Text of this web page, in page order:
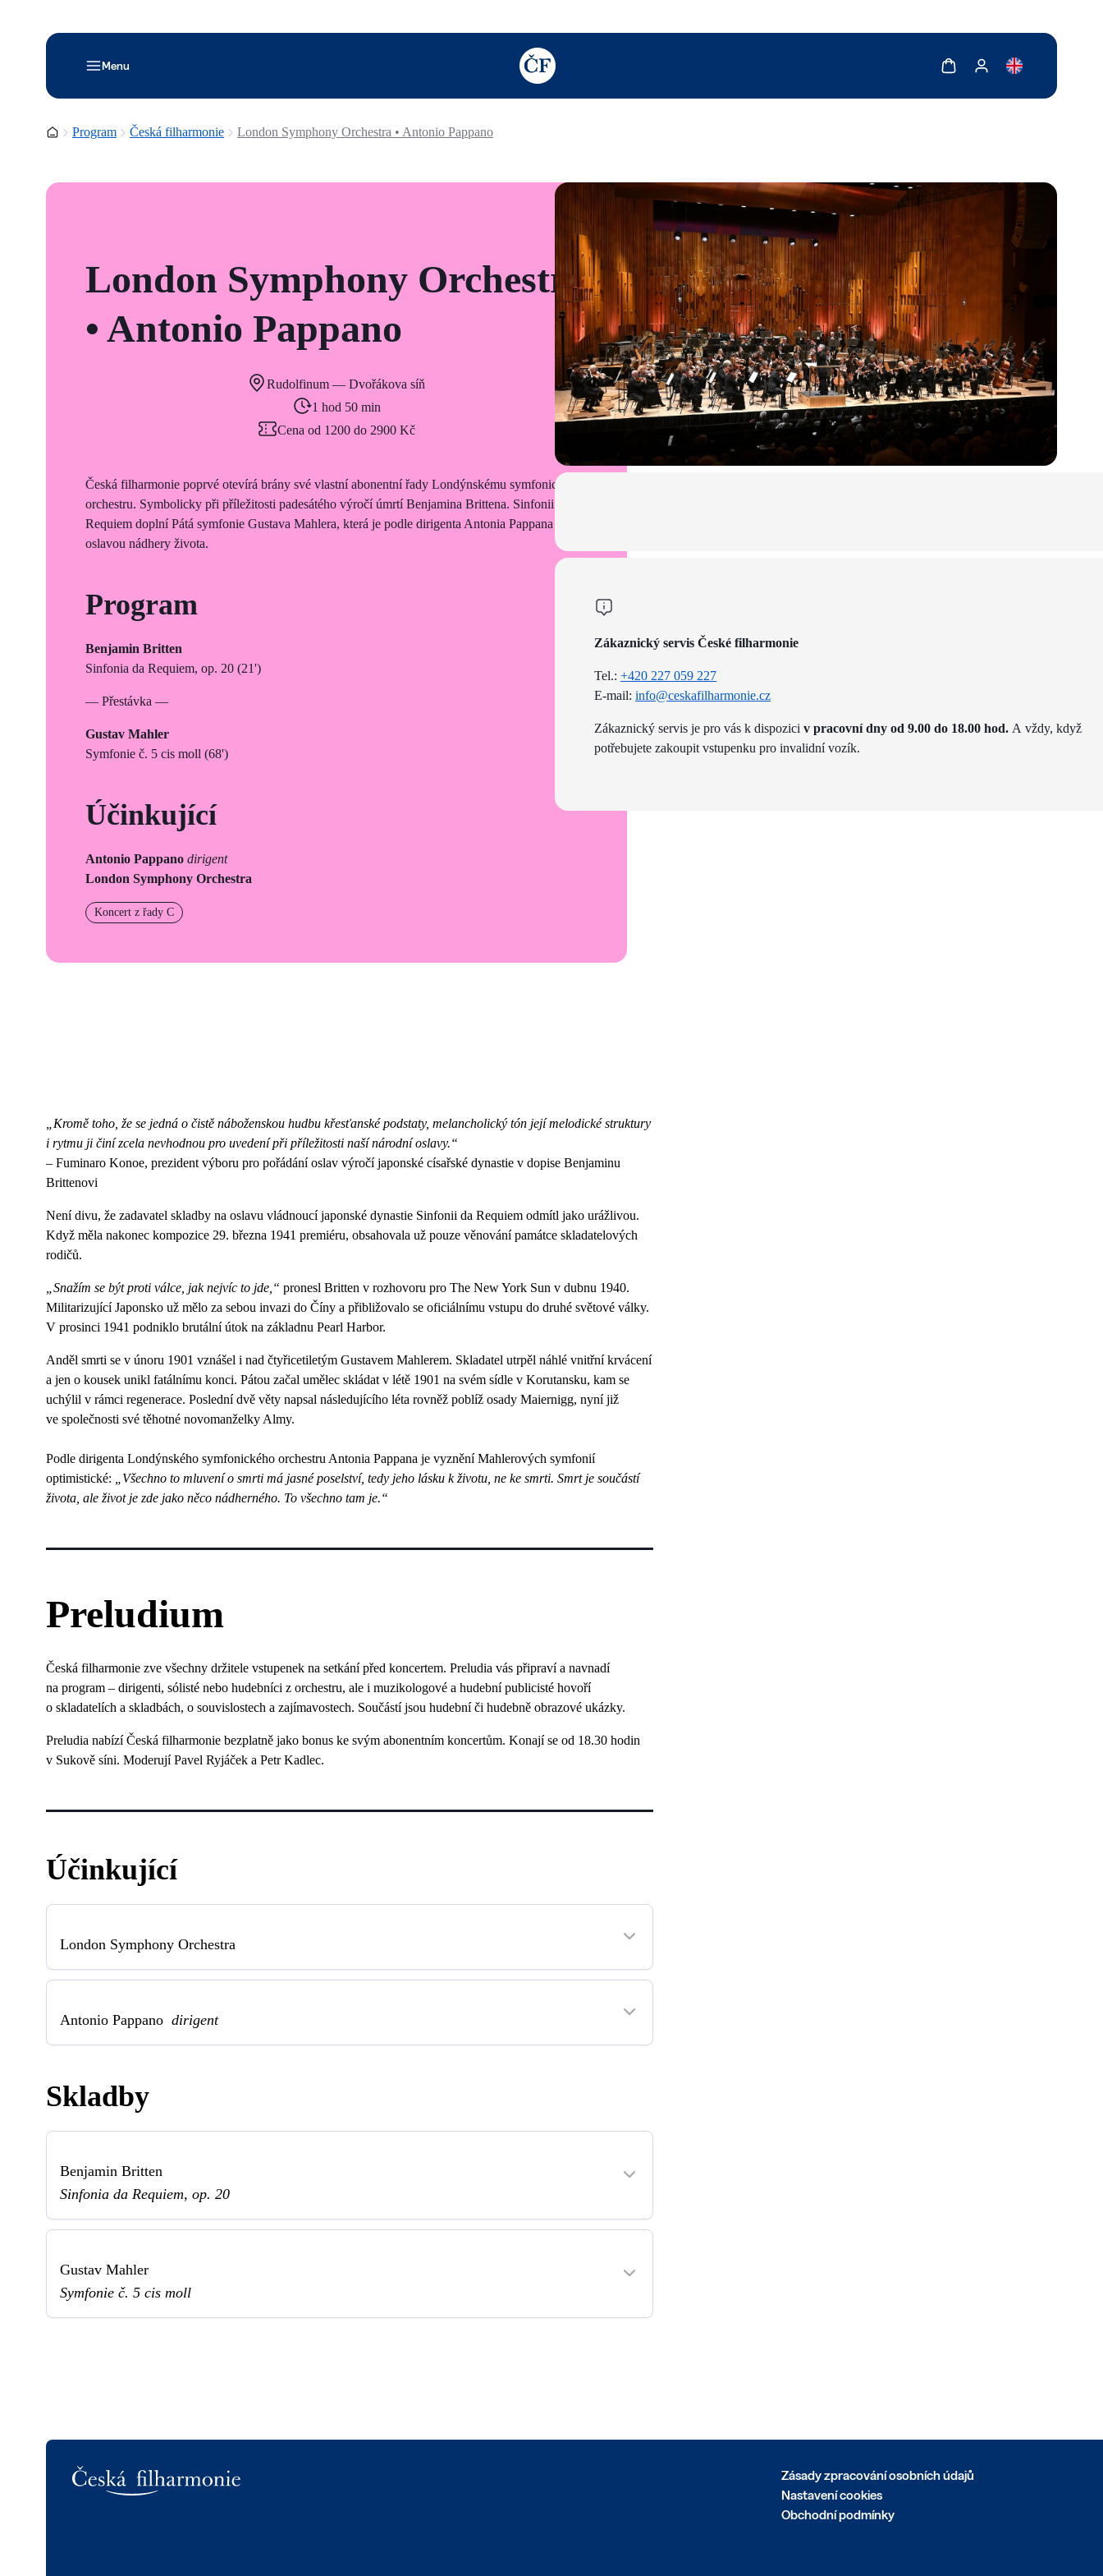
Menu
TODO: Add description for reader
Zobrazit košíkZobrazit můj účet
Domovská stránka
Program Česká filharmonie London Symphony Orchestra • Antonio Pappano
London Symphony Orchestra
• Antonio Pappano
Rudolfinum — Dvořákova síň
1 hod 50 min
Cena od 1200 do 2900 Kč
Česká filharmonie poprvé otevírá brány své vlastní abonentní řady Londýnskému symfonickému
orchestru. Symbolicky při příležitosti padesátého výročí úmrtí Benjamina Brittena. Sinfonii da
Requiem doplní Pátá symfonie Gustava Mahlera, která je podle dirigenta Antonia Pappana
oslavou nádhery života.
Program
Benjamin Britten
Sinfonia da Requiem, op. 20 (21')
— Přestávka —
Gustav Mahler
Symfonie č. 5 cis moll (68')
Účinkující
Antonio Pappano dirigent
London Symphony Orchestra
Koncert z řady C
Zákaznický servis České filharmonie
Tel.: +420 227 059 227
E-mail: info@ceskafilharmonie.cz
Zákaznický servis je pro vás k dispozici v pracovní dny od 9.00 do 18.00 hod. A vždy, když
potřebujete zakoupit vstupenku pro invalidní vozík.
„Kromě toho, že se jedná o čistě náboženskou hudbu křesťanské podstaty, melancholický tón její melodické struktury
i rytmu ji činí zcela nevhodnou pro uvedení při příležitosti naší národní oslavy.“
– Fuminaro Konoe, prezident výboru pro pořádání oslav výročí japonské císařské dynastie v dopise Benjaminu
Brittenovi
Není divu, že zadavatel skladby na oslavu vládnoucí japonské dynastie Sinfonii da Requiem odmítl jako urážlivou.
Když měla nakonec kompozice 29. března 1941 premiéru, obsahovala už pouze věnování památce skladatelových
rodičů.
„Snažím se být proti válce, jak nejvíc to jde,“ pronesl Britten v rozhovoru pro The New York Sun v dubnu 1940.
Militarizující Japonsko už mělo za sebou invazi do Číny a přibližovalo se oficiálnímu vstupu do druhé světové války.
V prosinci 1941 podniklo brutální útok na základnu Pearl Harbor.
Anděl smrti se v únoru 1901 vznášel i nad čtyřicetiletým Gustavem Mahlerem. Skladatel utrpěl náhlé vnitřní krvácení
a jen o kousek unikl fatálnímu konci. Pátou začal umělec skládat v létě 1901 na svém sídle v Korutansku, kam se
uchýlil v rámci regenerace. Poslední dvě věty napsal následujícího léta rovněž poblíž osady Maiernigg, nyní již
ve společnosti své těhotné novomanželky Almy.
Podle dirigenta Londýnského symfonického orchestru Antonia Pappana je vyznění Mahlerových symfonií
optimistické:
„Všechno to mluvení o smrti má jasné poselství, tedy jeho lásku k životu, ne ke smrti. Smrt je součástí
života, ale život je zde jako něco nádherného. To všechno tam je.“
Preludium
Česká filharmonie zve všechny držitele vstupenek na setkání před koncertem. Preludia vás připraví a navnadí
na program – dirigenti, sólisté nebo hudebníci z orchestru, ale i muzikologové a hudební publicisté hovoří
o skladatelích a skladbách, o souvislostech a zajímavostech. Součástí jsou hudební či hudebně obrazové ukázky.
Preludia nabízí Česká filharmonie bezplatně jako bonus ke svým abonentním koncertům. Konají se od 18.30 hodin
v Sukově síni. Moderují Pavel Ryjáček a Petr Kadlec.
Účinkující
London Symphony Orchestra
Antonio Pappano dirigent
Skladby
Benjamin Britten
Sinfonia da Requiem, op. 20
Gustav Mahler
Symfonie č. 5 cis moll
Zásady zpracování osobních údajů
Nastavení cookies
Obchodní podmínky